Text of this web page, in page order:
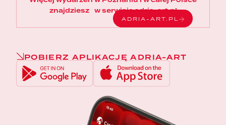
znajdziesz w serwisie adria-art.pl
ADRIA-ART.PL
POBIERZ APLIKACJĘ ADRIA-ART